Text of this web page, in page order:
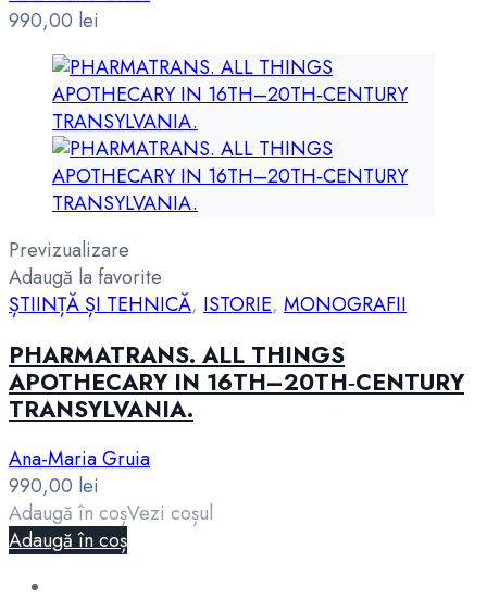
990,00 lei
Previzualizare
Adaugă la favorite
ȘTIINȚĂ ȘI TEHNICĂ, ISTORIE, MONOGRAFII
PHARMATRANS. ALL THINGS
APOTHECARY IN 16TH–20TH‑CENTURY
TRANSYLVANIA.
Ana-Maria Gruia
990,00 lei
Adaugă în coșVezi coșul
Adaugă în coș